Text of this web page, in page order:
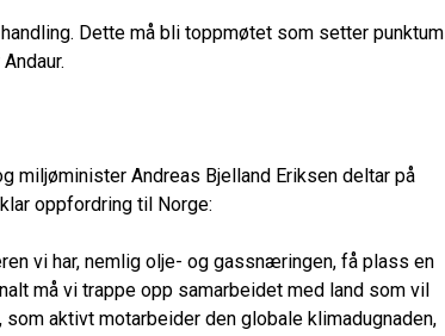
Dette må bli toppmøtet som setter punktum
miljøminister Andreas Bjelland Eriksen deltar på
oppfordring til Norge:
vi har, nemlig olje- og gassnæringen, få plass en
må vi trappe opp samarbeidet med land som vil
aktivt motarbeider den globale klimadugnaden,